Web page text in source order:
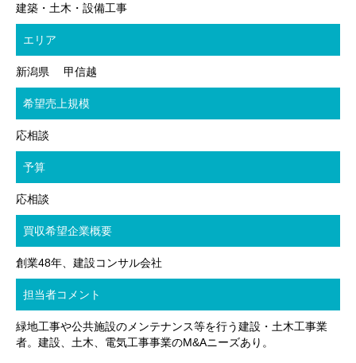
建築・土木・設備工事
エリア
新潟県 甲信越
希望売上規模
応相談
予算
応相談
買収希望企業概要
創業48年、建設コンサル会社
担当者コメント
緑地工事や公共施設のメンテナンス等を行う建設・土木工事業
者。建設、土木、電気工事事業のM&Aニーズあり。